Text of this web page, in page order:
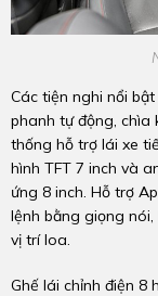
Các tiện nghi nổi
phanh tự động, chìa
thống hỗ trợ lái xe
hình TFT 7 inch và
ứng 8 inch. Hỗ trợ
lệnh bằng giọng
vị trí loa.
Ghế lái chỉnh điện 8